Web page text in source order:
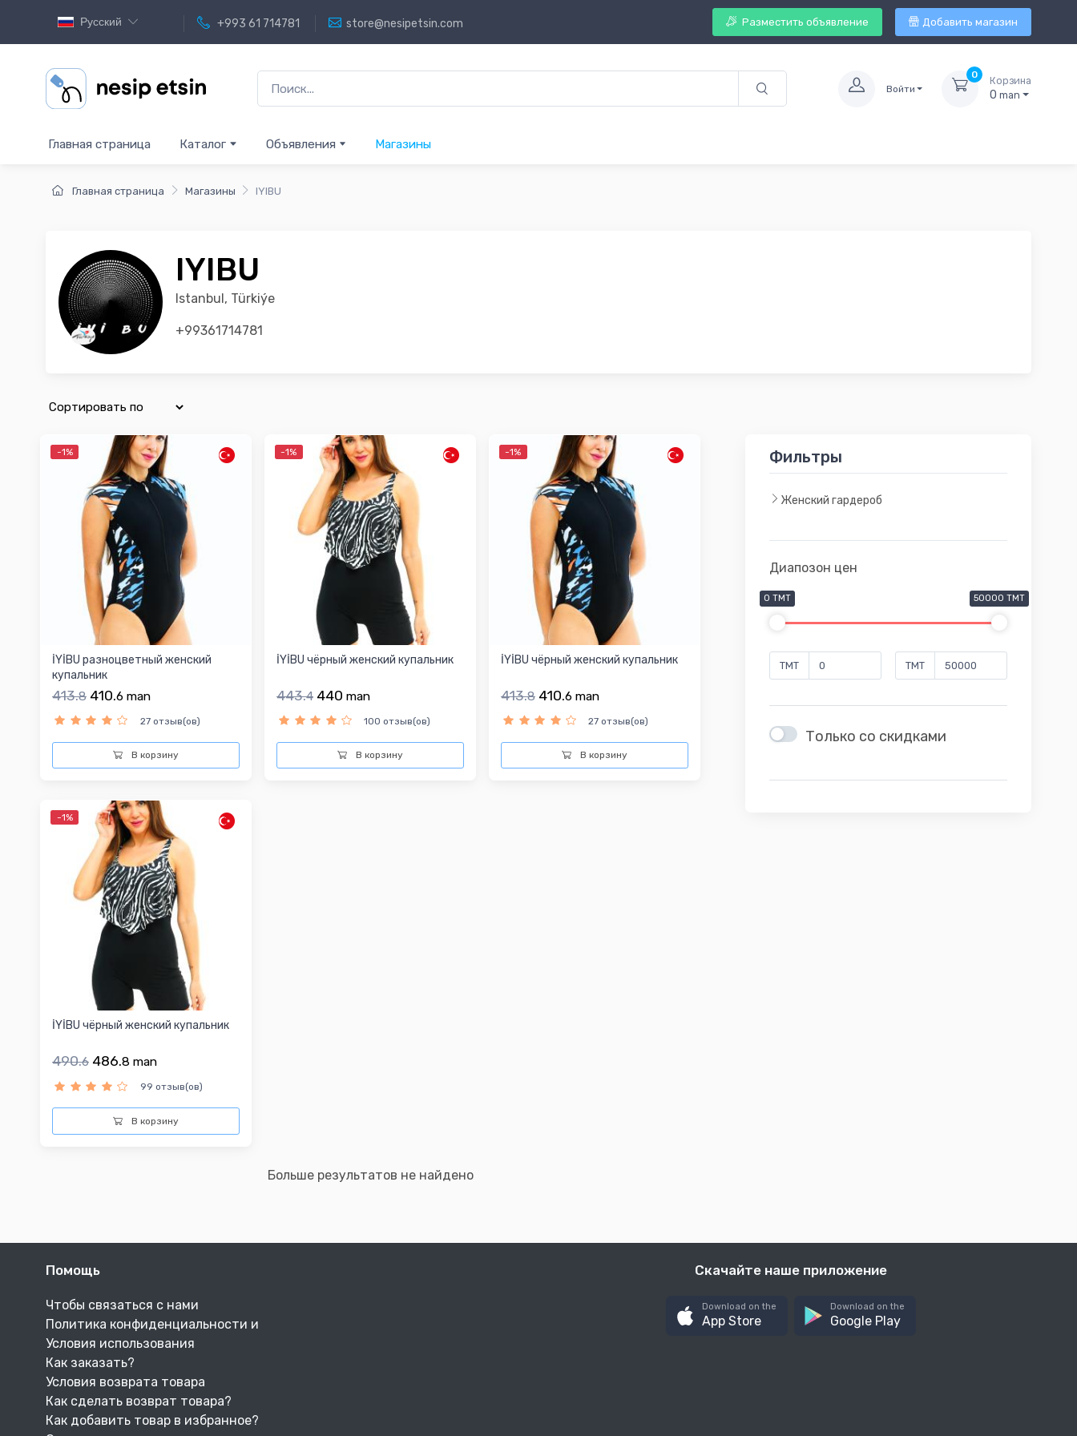
Русский +993 61 714781 store@nesipetsin.com Разместить объявление Добавить магазин
Войти
0
Корзина
0 man
Главная страница Каталог Объявления Магазины
Главная страница Магазины IYIBU
IYIBU
Istanbul, Türkiýe
+99361714781
-1%
İYİBU разноцветный женский
купальник
413.8 410.6 man
27 отзыв(ов)
В корзину
-1%
İYİBU чёрный женский купальник
443.4 440 man
100 отзыв(ов)
В корзину
-1%
İYİBU чёрный женский купальник
413.8 410.6 man
27 отзыв(ов)
В корзину
-1%
İYİBU чёрный женский купальник
490.6 486.8 man
99 отзыв(ов)
В корзину
Больше результатов не найдено
Фильтры
Женский гардероб
Диапозон цен
0 TMT 50000 TMT
TMT TMT
Только со скидками
Помощь
Чтобы связаться с нами
Политика конфиденциальности и
Условия использования
Как заказать?
Условия возврата товара
Как сделать возврат товара?
Как добавить товар в избранное?
Скачайте наше приложение
Download on the
App Store
Download on the
Google Play